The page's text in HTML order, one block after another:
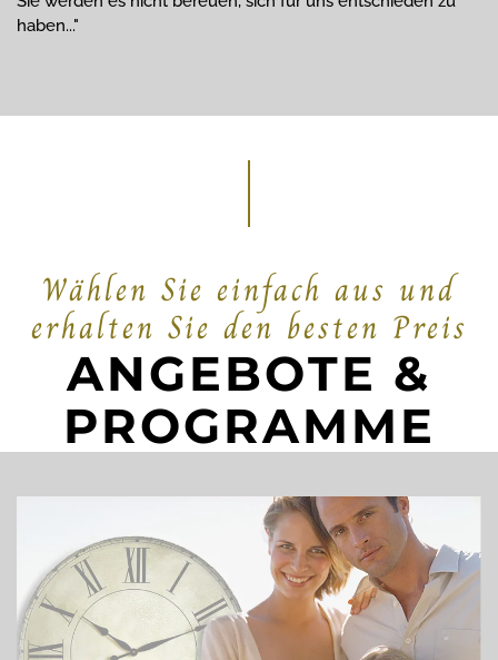
haben..."
Wählen Sie einfach aus und
erhalten Sie den besten Preis
ANGEBOTE &
PROGRAMME